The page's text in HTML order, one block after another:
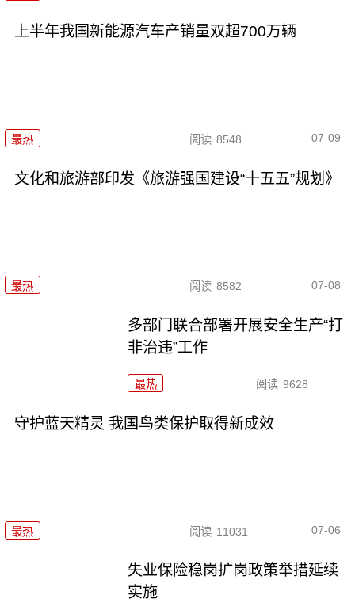
上半年我国新能源汽车产销量双超700万辆
最热 阅读 8548 07-09
文化和旅游部印发《旅游强国建设“十五五”规划》
最热 阅读 8582 07-08
多部门联合部署开展安全生产“打
非治违”工作
最热 阅读 9628
守护蓝天精灵 我国鸟类保护取得新成效
最热 阅读 11031 07-06
失业保险稳岗扩岗政策举措延续
实施